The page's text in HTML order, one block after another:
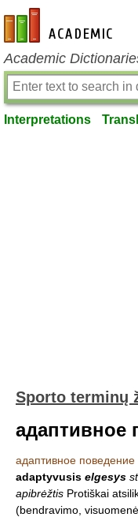
en-academic.com
Academic
Interpretations
Sporto terminų
адаптивное
адаптивное поведение
adaptyvusis elgesys
apibrėžtis Protiškai
(bendravimo,